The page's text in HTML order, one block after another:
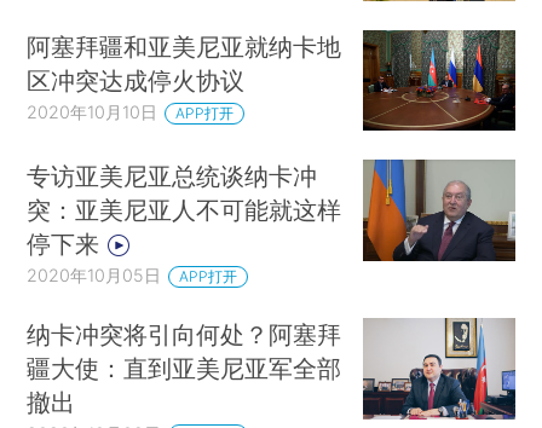
阿塞拜疆和亚美尼亚就纳卡地
区冲突达成停火协议
2020年10月10日 APP打开
专访亚美尼亚总统谈纳卡冲
突：亚美尼亚人不可能就这样
停下来
2020年10月05日 APP打开
纳卡冲突将引向何处？阿塞拜
疆大使：直到亚美尼亚军全部
撤出